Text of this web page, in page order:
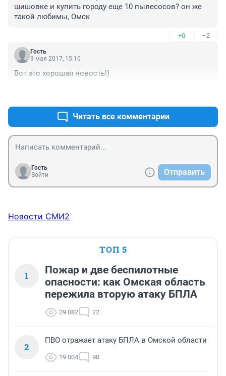
шишовке и купить городу еще 10 пылесосов? он же
такой любимы, Омск
+0 –2
Гость
3 мая 2017, 15:10
Вот это хорошая новость!)
Читать все комментарии
Гость
Войти
Отправить
Новости СМИ2
ТОП 5
1
Пожар и две беспилотные
опасности: как Омская область
пережила вторую атаку БПЛА
29 082 22
2
ПВО отражает атаку БПЛА в Омской области
19 004 90